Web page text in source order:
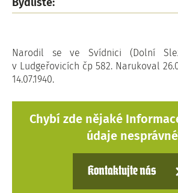
Narodil se ve Svídnici (Dolní
v Ludgeřovicích čp 582. Narukoval
14.07.1940.
Chybí zde nějaké
údaje
Kontaktujte nás